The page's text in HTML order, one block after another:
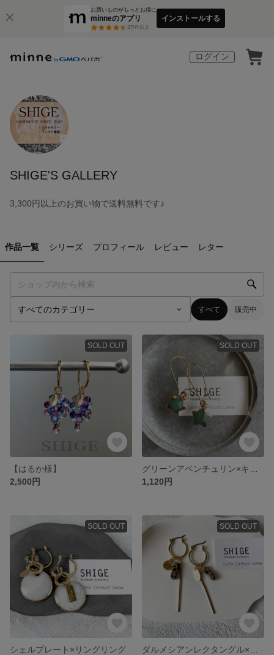
お買いものがもっとお得に
minneのアプリ
3万件以上
インストールする
ログイン
SHIGE'S GALLERY
3,300円以上のお買い物で送料無料です♪
作品一覧 シリーズ プロフィール レビュー レター
すべて 販売中
SOLD OUT
【はるか様】
2,500円
SOLD OUT
1,120円
SOLD OUT
シェルプレート×リングリング
SOLD OUT